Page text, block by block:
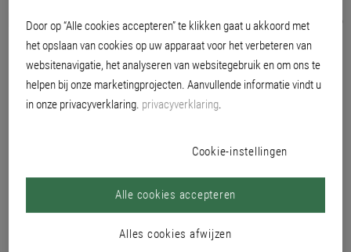
Roestvrijstalen rollerbeugel, 2K-greep
1490
Voor lakrollers met een breedte van 10 of 15 cm.
Door op “Alle cookies accepteren” te klikken gaat u akkoord met
het opslaan van cookies op uw apparaat voor het verbeteren van
websitenavigatie, het analyseren van websitegebruik en om ons te
helpen bij onze marketingprojecten. Aanvullende informatie vindt u
in onze privacyverklaring. privacyverklaring.
Cookie-instellingen
Alles cookies afwijzen
Alle cookies accepteren